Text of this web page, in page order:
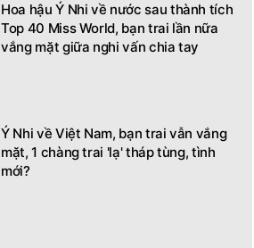
Hoa hậu Ý Nhi về nước sau thành tích
Top 40 Miss World, bạn trai lần nữa
vắng mặt giữa nghi vấn chia tay
Ý Nhi về Việt Nam, bạn trai vẫn vắng
mặt, 1 chàng trai 'lạ' tháp tùng, tình
mới?